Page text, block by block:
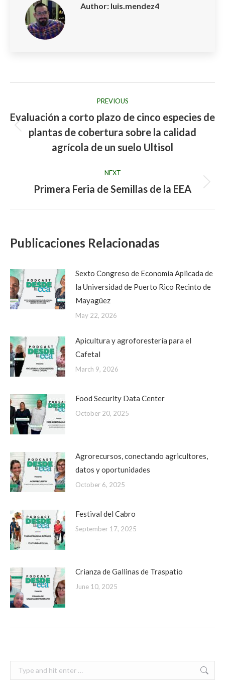
Author: luis.mendez4
navigation
PREVIOUS
Previous
post:
Evaluación a corto plazo de cinco especies de
plantas de cobertura sobre la calidad
agrícola de un suelo Ultisol
NEXT
Next
Primera Feria de Semillas de la EEA
Publicaciones Relacionadas
Sexto Congreso de Economía Aplicada de
la Universidad de Puerto Rico Recinto de
Mayagüez
May 22, 2026
Apicultura y agroforestería para el
Cafetal
March 9, 2026
Food Security Data Center
October 20, 2025
Agrorecursos, conectando agricultores,
datos y oportunidades
October 6, 2025
Festival del Cabro
September 17, 2025
Crianza de Gallinas de Traspatio
June 10, 2025
Search: